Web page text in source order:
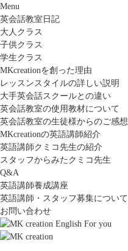
Menu
英会話教室日記
大人クラス
子供クラス
学生クラス
MKcreationを創った理由
レッスンスタイルの詳しい説明
大手英会話スクールとの違い
英会話教室の使用教材について
英会話教室の生徒様からのご感想
MKcreationの英語講師紹介
英語講師クミコ先生の紹介
スタッフからみたクミコ先生
Q&A
英語講師養成講座
英語講師・スタッフ募集について
お問い合わせ